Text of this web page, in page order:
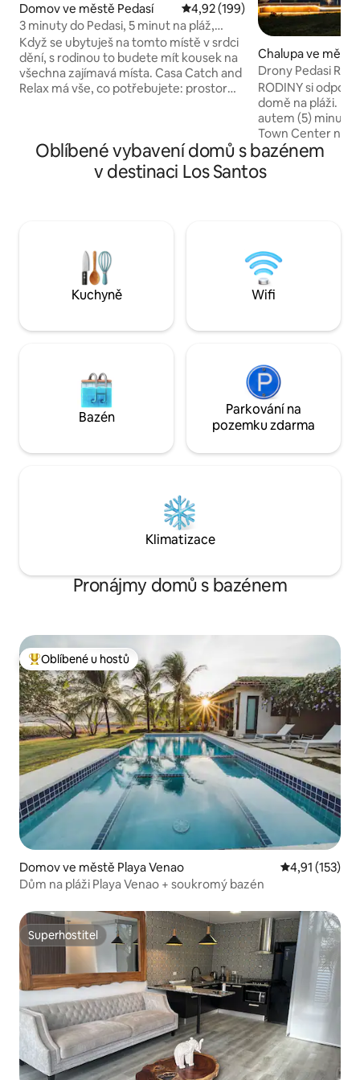
Domov ve městě Pedasí Průměrné hodnocení 4,92 z 5,
4,92 (199)
3 minuty do Pedasi, 5 minut na pláž,
soukromý bazén!
Když se ubytuješ na tomto místě v srdci
dění, s rodinou to budete mít kousek na
všechna zajímavá místa. Casa Catch and
Relax má vše, co potřebujete: prostor
je jen krátkou jízdu nebo procházku (3
minuty jízdy, 10 minut chůze) – Centrální
poloha vzhledem k městu a místním
na spaní - Wifi
Chalupa ve městě
Drony Pedasi
Fest Rybaření
RODINY si
domě na pláži. Restaurace v okolí nebo
autem (5) minut
Town Center nebo Děti mohou
drženy v
nachází v
a Disney
oceán a divočinu. Zeptej se nás na výlety
na Isla Iguana,
na koni.
Oblíbené vybavení domů s bazénem
v destinaci Los Santos
Kuchyně Wifi
Bazén
Parkování na
pozemku zdarma
Klimatizace
Pronájmy domů s bazénem
Nejlepší v kategorii Oblíbené u hostů
Oblíbené u hostů
Domov ve městě Playa Venao Průměrné
4,91 (153)
Dům na pláži Playa Venao + soukromý bazén
Superhostitel
Superhostitel